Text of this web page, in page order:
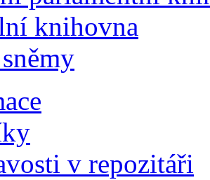
knihovna
v repozitáři